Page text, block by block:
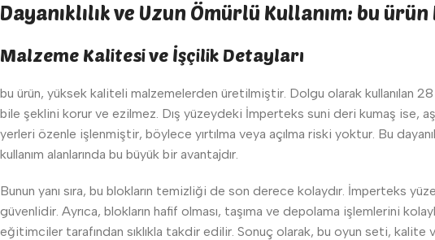
Dayanıklılık ve Uzun Ömürlü Kullanım: bu
Malzeme Kalitesi ve İşçilik Detayları
bu ürün, yüksek kaliteli malzemelerden üretilmiştir. Dolgu olarak kullanılan
bile şeklini korur ve ezilmez. Dış yüzeydeki İmperteks suni deri kumaş ise,
yerleri özenle işlenmiştir, böylece yırtılma veya açılma riski yoktur. Bu
kullanım alanlarında bu büyük bir avantajdır.
Bunun yanı sıra, bu blokların temizliği de son derece kolaydır. İmperteks
güvenlidir. Ayrıca, blokların hafif olması, taşıma ve depolama işlemlerini
eğitimciler tarafından sıklıkla takdir edilir. Sonuç olarak, bu oyun seti,